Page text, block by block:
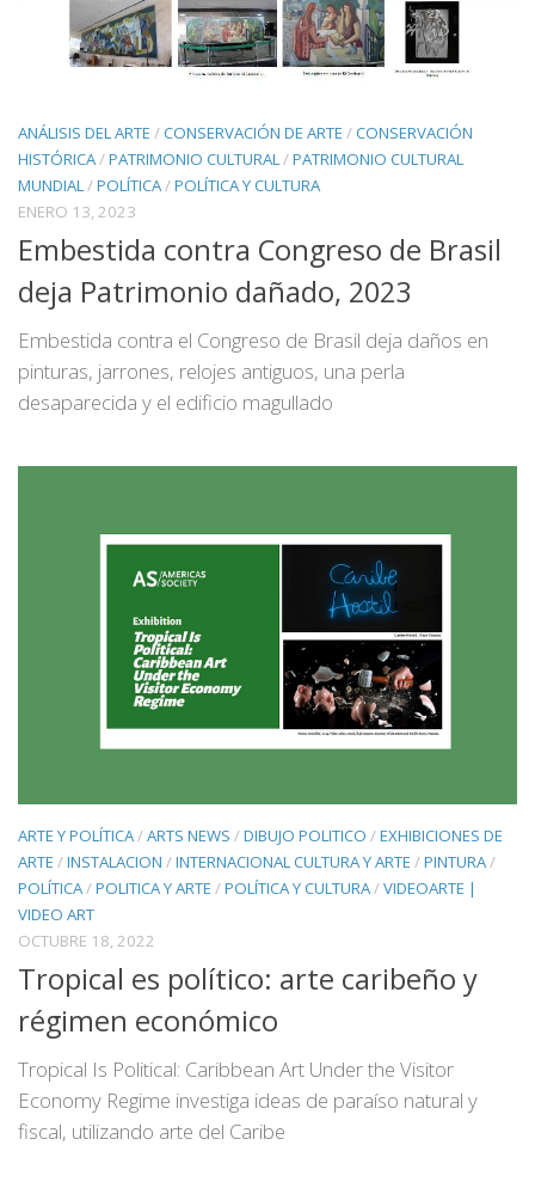
ANÁLISIS DEL ARTE /CONSERVACIÓN DE ARTE /CONSERVACIÓN
HISTÓRICA/PATRIMONIO CULTURAL/PATRIMONIO CULTURAL
MUNDIAL/POLÍTICA/POLÍTICA Y CULTURA
ENERO 13, 2023
Embestida contra Congreso de Brasil
deja Patrimonio dañado, 2023
Embestida contra el Congreso de Brasil deja daños en
pinturas, jarrones, relojes antiguos, una perla
desaparecida y el edificio magullado
ARTE Y POLÍTICA/ARTS NEWS /DIBUJO POLITICO /EXHIBICIONES DE
ARTE /INSTALACION /INTERNACIONAL CULTURA Y ARTE /PINTURA/
POLÍTICA/POLITICA Y ARTE /POLÍTICA Y CULTURA/VIDEOARTE |
VIDEO ART
OCTUBRE 18, 2022
Tropical es político: arte caribeño y
régimen económico
Tropical Is Political: Caribbean Art Under the Visitor
Economy Regime investiga ideas de paraíso natural y
fiscal, utilizando arte del Caribe